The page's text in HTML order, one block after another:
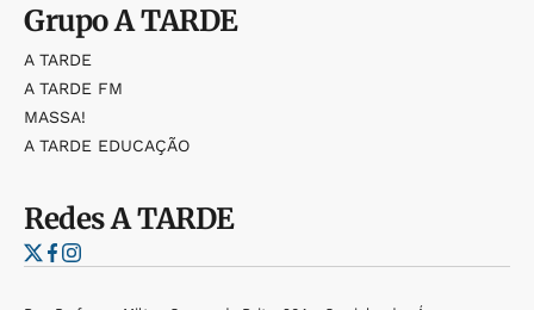
GrupoA TARDE
A TARDE
A TARDE FM
MASSA!
A TARDE EDUCAÇÃO
RedesA TARDE